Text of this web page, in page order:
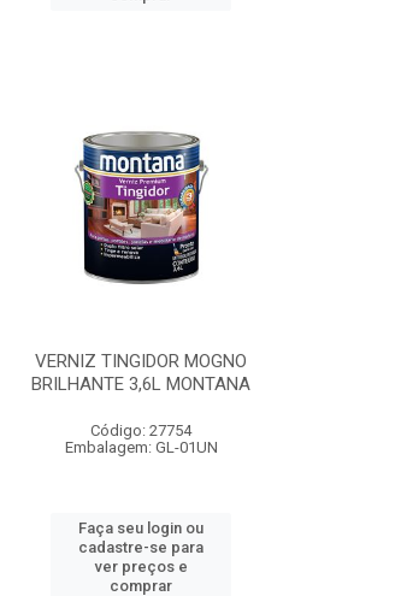
VERNIZ TINGIDOR MOGNO
BRILHANTE 3,6L MONTANA
Código: 27754
Embalagem: GL-01UN
Faça seu login ou
cadastre-se para
ver preços e
comprar